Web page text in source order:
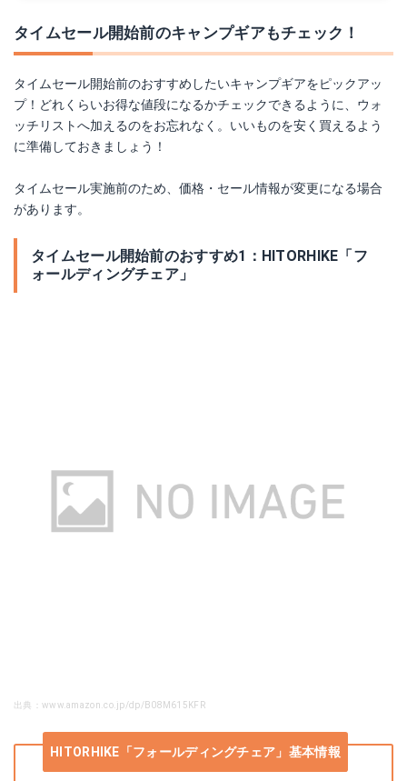
タイムセール開始前のキャンプギアもチェック！
タイムセール開始前のおすすめしたいキャンプギアをピックアッ
プ！どれくらいお得な値段になるかチェックできるように、ウォ
ッチリストへ加えるのをお忘れなく。いいものを安く買えるよう
に準備しておきましょう！
タイムセール実施前のため、価格・セール情報が変更になる場合
があります。
タイムセール開始前のおすすめ1：HITORHIKE「フ
ォールディングチェア」
出典：www.amazon.co.jp/dp/B08M615KFR
HITORHIKE「フォールディングチェア」基本情報